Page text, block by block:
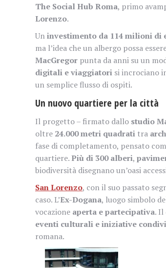
The Social Hub Roma, primo
Lorenzo.
Uninvestimento da 114 milioni di
ma l’idea che un albergo possa
MacGregor punta da anni su un
digitali e viaggiatori si incrociano
un semplice flusso di ospiti.
Un nuovo quartiere per la città
Il progetto – firmato dallo studio
oltre 24.000 metri quadrati tra
fase di completamento, pensato
quartiere.Più di 300 alberi,
biodiversità disegnano un’oasi
San Lorenzo, con il suo passato
caso. L’Ex-Dogana, luogo simbolo
vocazione aperta e partecipativa. Il
eventi culturali e iniziative
romana.